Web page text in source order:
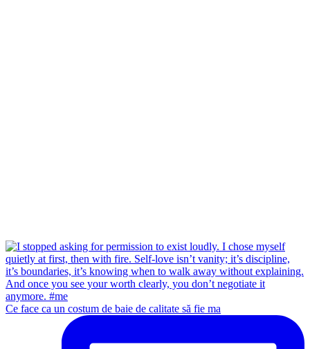
Ce face ca un costum de baie de calitate să fie ma